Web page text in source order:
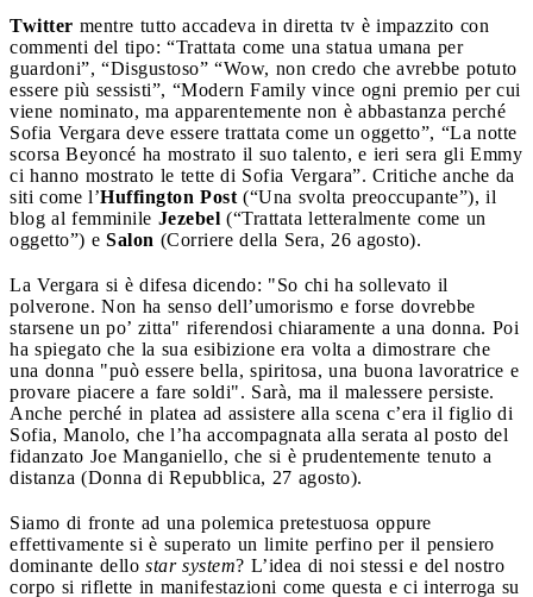
Twitter mentre tutto accadeva in diretta tv è impazzito con
commenti del tipo: “Trattata come una statua umana per
guardoni”, “Disgustoso” “Wow, non credo che avrebbe potuto
essere più sessisti”, “Modern Family vince ogni premio per cui
viene nominato, ma apparentemente non è abbastanza perché
Sofia Vergara deve essere trattata come un oggetto”, “La notte
scorsa Beyoncé ha mostrato il suo talento, e ieri sera gli Emmy
ci hanno mostrato le tette di Sofia Vergara”. Critiche anche da
siti come l’Huffington Post (“Una svolta preoccupante”), il
blog al femminile Jezebel (“Trattata letteralmente come un
oggetto”) e Salon (Corriere della Sera, 26 agosto).
La Vergara si è difesa dicendo: "So chi ha sollevato il
polverone. Non ha senso dell’umorismo e forse dovrebbe
starsene un po’ zitta" riferendosi chiaramente a una donna. Poi
ha spiegato che la sua esibizione era volta a dimostrare che
una donna "può essere bella, spiritosa, una buona lavoratrice e
provare piacere a fare soldi". Sarà, ma il malessere persiste.
Anche perché in platea ad assistere alla scena c’era il figlio di
Sofia, Manolo, che l’ha accompagnata alla serata al posto del
fidanzato Joe Manganiello, che si è prudentemente tenuto a
distanza (Donna di Repubblica, 27 agosto).
Siamo di fronte ad una polemica pretestuosa oppure
effettivamente si è superato un limite perfino per il pensiero
dominante dello star system? L’idea di noi stessi e del nostro
corpo si riflette in manifestazioni come questa e ci interroga su